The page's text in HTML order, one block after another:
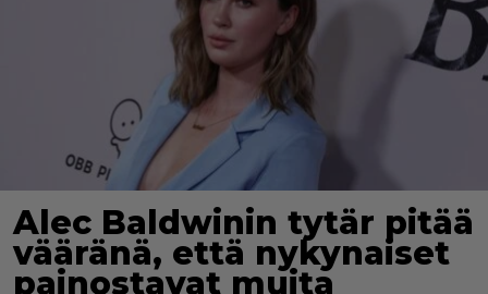
Alec Baldwinin tytär pitää
vääränä, että nykynaiset
painostavat muita